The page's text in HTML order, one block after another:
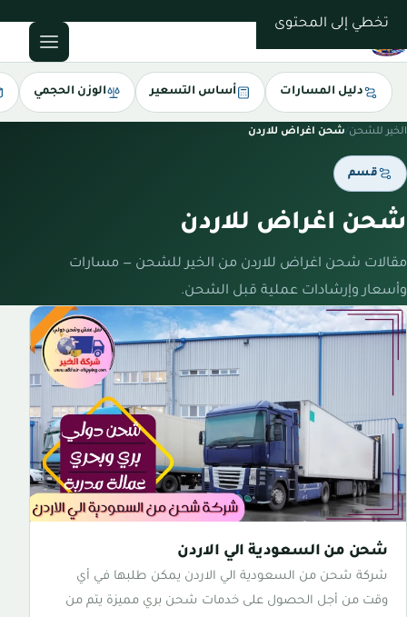
تخطي إلى المحتوى
دليل المسارات أساس التسعير الوزن الحجمي
الخير للشحن/شحن اغراض للاردن
قسم
شحن اغراض للاردن
مقالات شحن اغراض للاردن من الخير للشحن — مسارات
وأسعار وإرشادات عملية قبل الشحن.
شحن من السعودية الي الاردن
شركة شحن من السعودية الي الاردن يمكن طلبها في أي
وقت من أجل الحصول على خدمات شحن بري مميزة يتم من